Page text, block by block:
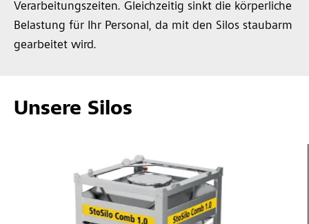
Verarbeitungszeiten. Gleichzeitig sinkt die körperliche
Belastung für Ihr Personal, da mit den Silos staubarm
gearbeitet wird.
Unsere Silos